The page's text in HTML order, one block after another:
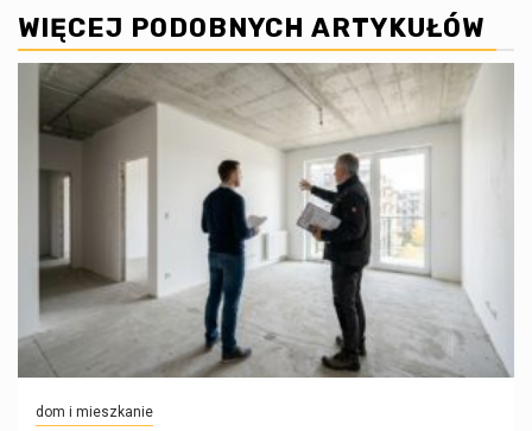
WIĘCEJ PODOBNYCH ARTYKUŁÓW
dom i mieszkanie